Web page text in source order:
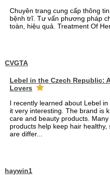
Chuyên trang cung cấp thông
bệnh trĩ. Tư vấn phương pháp
toàn, hiệu quả. Treatment Of
CVGTA
Lebel in the Czech Republic:
Lovers
I recently learned about Lebel
it very interesting. The brand is
care and beauty products.
products help keep hair
are differ...
haywin1